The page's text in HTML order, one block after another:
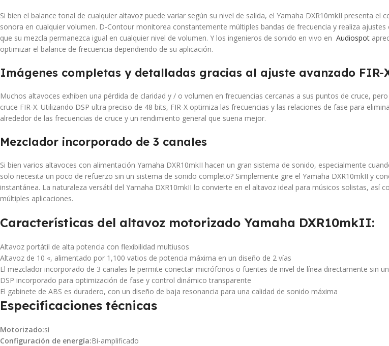
Si bien el balance tonal de cualquier altavoz puede variar según su nivel de salida, el Yamaha DXR10mkII presenta
sonora en cualquier volumen. D-Contour monitorea constantemente múltiples bandas de frecuencia y realiza
que su mezcla permanezca igual en cualquier nivel de volumen. Y los ingenieros de sonido en vivo en Audiospot
optimizar el balance de frecuencia dependiendo de su aplicación.
Imágenes completas y detalladas gracias al ajuste avanzado FIR-
Muchos altavoces exhiben una pérdida de claridad y / o volumen en frecuencias cercanas a sus puntos de cruce,
cruce FIR-X. Utilizando DSP ultra preciso de 48 bits, FIR-X optimiza las frecuencias y las relaciones de fase para
alrededor de las frecuencias de cruce y un rendimiento general que suena mejor.
Mezclador incorporado de 3 canales
Si bien varios altavoces con alimentación Yamaha DXR10mkII hacen un gran sistema de sonido, especialmente
solo necesita un poco de refuerzo sin un sistema de sonido completo? Simplemente gire el Yamaha DXR10mkII y
instantánea. La naturaleza versátil del Yamaha DXR10mkII lo convierte en el altavoz ideal para músicos solistas,
múltiples aplicaciones.
Características del altavoz motorizado Yamaha DXR10mkII:
Altavoz portátil de alta potencia con flexibilidad multiusos
Altavoz de 10 «, alimentado por 1,100 vatios de potencia máxima en un diseño de 2 vías
El mezclador incorporado de 3 canales le permite conectar micrófonos o fuentes de nivel de línea directamente sin
DSP incorporado para optimización de fase y control dinámico transparente
El gabinete de ABS es duradero, con un diseño de baja resonancia para una calidad de sonido máxima
Especificaciones técnicas
Motorizado:si
Configuración de energía:Bi-amplificado